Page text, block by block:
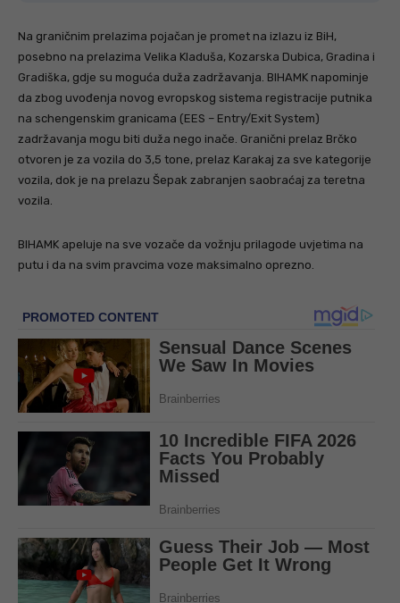
Na graničnim prelazima pojačan je promet na izlazu iz BiH,
posebno na prelazima Velika Kladuša, Kozarska Dubica, Gradina i
Gradiška, gdje su moguća duža zadržavanja. BIHAMK napominje
da zbog uvođenja novog evropskog sistema registracije putnika
na schengenskim granicama (EES – Entry/Exit System)
zadržavanja mogu biti duža nego inače. Granični prelaz Brčko
otvoren je za vozila do 3,5 tone, prelaz Karakaj za sve kategorije
vozila, dok je na prelazu Šepak zabranjen saobraćaj za teretna
vozila.
BIHAMK apeluje na sve vozače da vožnju prilagode uvjetima na
putu i da na svim pravcima voze maksimalno oprezno.